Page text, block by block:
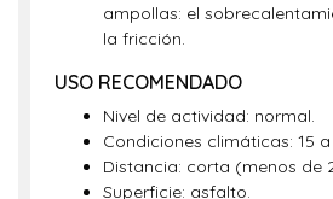
ampollas: el
la fricción.
USO RECOMENDADO
Nivel de actividad: normal.
Condiciones climáticas: 15 a
Distancia: corta (menos de
Superficie: asfalto.